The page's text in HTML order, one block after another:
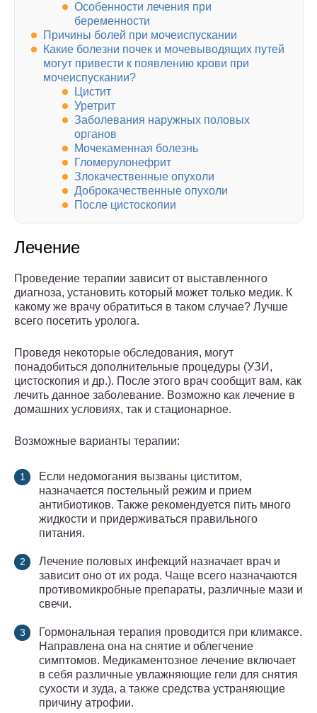
Особенности лечения при
беременности
Причины болей при мочеиспускании
Какие болезни почек и мочевыводящих путей
могут привести к появлению крови при
мочеиспускании?
Цистит
Уретрит
Заболевания наружных половых
органов
Мочекаменная болезнь
Гломерулонефрит
Злокачественные опухоли
Доброкачественные опухоли
После цистоскопии
Лечение
Проведение терапии зависит от выставленного
диагноза, установить который может только медик. К
какому же врачу обратиться в таком случае? Лучше
всего посетить уролога.
Проведя некоторые обследования, могут
понадобиться дополнительные процедуры (УЗИ,
цистоскопия и др.). После этого врач сообщит вам, как
лечить данное заболевание. Возможно как лечение в
домашних условиях, так и стационарное.
Возможные варианты терапии:
Если недомогания вызваны циститом,
назначается постельный режим и прием
антибиотиков. Также рекомендуется пить много
жидкости и придерживаться правильного
питания.
Лечение половых инфекций назначает врач и
зависит оно от их рода. Чаще всего назначаются
противомикробные препараты, различные мази и
свечи.
Гормональная терапия проводится при климаксе.
Направлена она на снятие и облегчение
симптомов. Медикаментозное лечение включает
в себя различные увлажняющие гели для снятия
сухости и зуда, а также средства устраняющие
причину атрофии.